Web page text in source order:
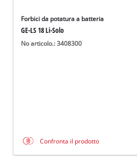
Forbici da potatura a batteria
GE-LS 18 Li-Solo
No articolo.: 3408300
Confronta il prodotto